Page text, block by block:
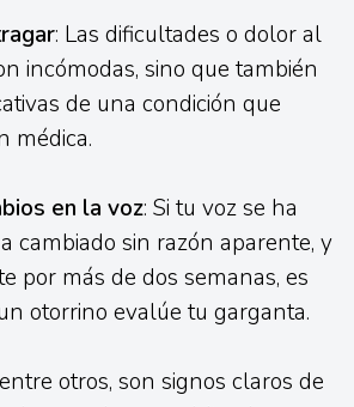
: Las dificultades o dolor al
incómodas, sino que también
de una condición que
médica.
en la voz: Si tu voz se ha
cambiado sin razón aparente, y
por más de dos semanas, es
otorrino evalúe tu garganta.
otros, son signos claros de